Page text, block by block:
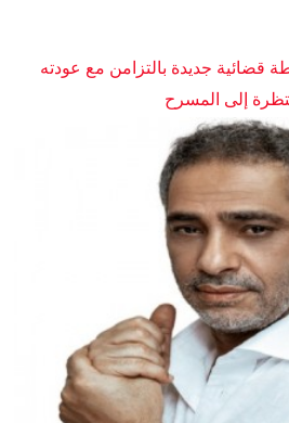
جديدة بالتزامن مع عودته
إلى المسرح